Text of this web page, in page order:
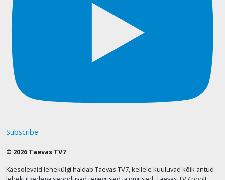
Subscribe
© 2026 Taevas TV7
Käesolevaid lehekülgi haldab Taevas TV7, kellele kuuluvad kõik antud